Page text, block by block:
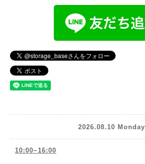
2026.08.10 Monday
10:00~16:00